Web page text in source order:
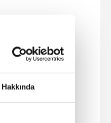
Hakkında